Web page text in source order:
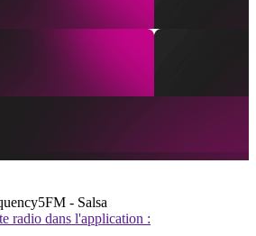
- Salsa
radio dans l'application :